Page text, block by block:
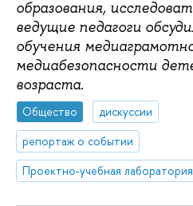
образования,
ведущие педагоги
обучения
медиабезопасности
возраста.
Общество
дискуссии
репортаж о событии